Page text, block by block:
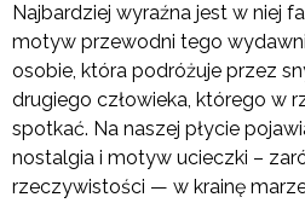
Najbardziej wyraźna jest w niej
motyw przewodni tego
osobie, która podróżuje przez
drugiego człowieka, którego w
spotkać. Na naszej płycie
nostalgia i motyw ucieczki –
rzeczywistości — w krainę